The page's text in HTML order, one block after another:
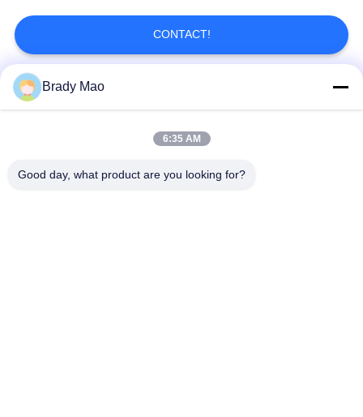
CONTACT!
Catégories populaires
Brady Mao
6:35 AM
Good day, what product are you looking for?